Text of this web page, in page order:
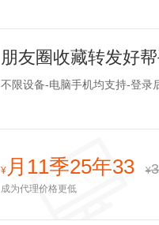
朋友圈收藏转发好
不限设备-电脑手机均支持-登录
¥月11季25年33 ¥
成为代理价格更低